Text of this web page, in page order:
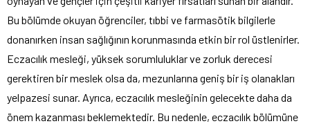
Bu bölümde okuyan öğrenciler, tıbbi ve farmasötik bilgilerle
donanırken insan sağlığının korunmasında etkin bir rol üstlenirler.
Eczacılık mesleği, yüksek sorumluluklar ve zorluk derecesi
gerektiren bir meslek olsa da, mezunlarına geniş bir iş olanakları
yelpazesi sunar. Ayrıca, eczacılık mesleğinin gelecekte daha da
önem kazanması beklemektedir. Bu nedenle, eczacılık bölümüne